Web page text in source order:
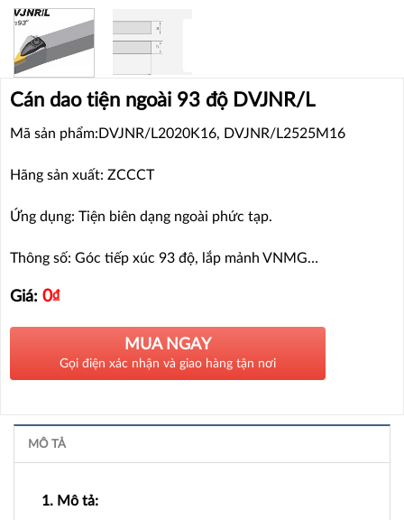
Cán dao tiện ngoài 93 độ DVJNR/L
Mã sản phẩm:DVJNR/L2020K16, DVJNR/L2525M16
Hãng sản xuất: ZCCCT
Ứng dụng: Tiện biên dạng ngoài phức tạp.
Thông số: Góc tiếp xúc 93 độ, lắp mảnh VNMG…
Giá: 0₫
MUA NGAY
Gọi điện xác nhận và giao hàng tận nơi
MÔ TẢ
1. Mô tả: